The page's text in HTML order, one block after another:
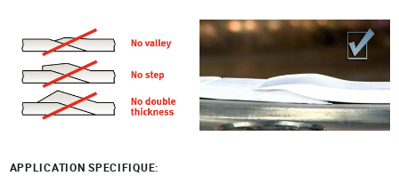
APPLICATION SPECIFIQUE: